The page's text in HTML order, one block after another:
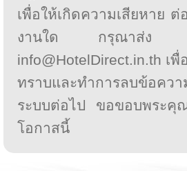
เพื่อให้เกิดความเสียหาย
งานใด กรุณาส่ง
info@HotelDirect.in.th เ
ทราบและทำการลบข้อค
ระบบต่อไป ขอขอบพระ
โอกาสนี้